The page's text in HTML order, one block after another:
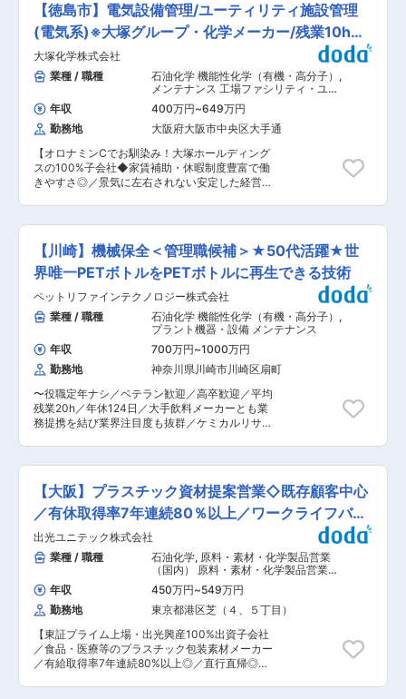
ありませんが、将来的には海外駐在を想定してい
るポジションのため、語学学校への通学支援（費
用会社負担）や通信教育など、英語力向上に向け
たサポート制度を整えています。 ■就業環境 年
間休日は122日、残業20時間程度を想定していま
す。フルフレックスタイム制度の活用やリモート
ワークは週2回程度可能で、柔軟な働き方ができ
ます。 ■ポジション魅力 ◇当社海外事業は成長
事業との位置付けにあり、業務内容に成長戦略の
立案等が含まれます。海外事業管理を通じて経
理・法務・技術（セメント・生コン）等多岐に亘
る業務に関わることができ、体系的に経営スキル
を向上させることが出来ます。 ◇インフラを支え
社会に供給できる点で大きなやりがいがありま
す。経理・財務視点による海外事業管理業務や、
じて、適宜・適時に状況・情報を把握することを
期待しています。 変更の範囲：会社の定める業務
ン・エンジニア（PE）と協業し、製油所・工場の
安全安定操業を技術で支える設備管理業務です。
≪機械課の業務≫ 製油所・工場の設備を安全・
安定かつ効率的に運転するために各種専門技術を
駆使して設備の経年劣化・損傷や寿命の予測を行
い、補修・修繕、取替を計画し、実行します。 ・
プラント設計会社のとりまとめ、工事の提案、計
画、工事管理 等 ・協力会社への業務指示や監督
業務 ・中期保全計画の策定と実行 ・設備メン
テナンス（機械課でのメイン業務ではありません
が、一部担当頂く場合があります） ■組織につい
て 1）静機係 配管や蒸留塔・反応塔などの圧力容
器、タンクなどの静機械を担当 2）動機係 圧縮機
やポンプなどの回転機械を担当 ■特徴： ＜北海
に、北海道・東北・北陸などにエネルギーを供給
する基地として操業を開始しました。北海道をは
じめ北日本の各地では、石油製品のなかでも暖房
用の灯油や軽油を多く必要とします。そのエネル
ギーニーズに応えるため、北海道製油所では分解
装置を備えています。このように、需要の多い石
油製品の生産比率を高め、安定した供給に努めて
います。 ・原油精製能力は、1日あたり15万バレ
ル。1年間で札幌ドーム約5.5杯分の原油を精製し
ています。 ＜出光興産の製油所・事業所について
＞ 自動車の燃料となる「ガソリン」、石油ストー
ブなどの燃料となる「灯油」、トラックの燃料と
なる「軽油」、工場のボイラーや船舶の燃料とな
力を支える「石油製品」を生産しています。
【徳島市】電気設備管理/ユーティリティ施設管理
(電気系)※大塚グループ・化学メーカー/残業10h程
度
大塚化学株式会社
業種 / 職種
石油化学 機能性化学（有機・高分子） ,
メンテナンス 工場ファシリティ・ユー
ティリティ（電気・空調衛生）
年収 400万円~649万円
勤務地
大阪府大阪市中央区大手通
【オロナミンCでお馴染み！大塚ホールディング
スの100%子会社◆家賃補助・休暇制度豊富で働
きやすさ◎／景気に左右されない安定した経営基
ティリティ施設の運転管理: 電気、蒸気、水道、
排水、焼却処理施設の運転・監視 ・設備保全: 日
常点検、予防保全、緊急対応 ■配属先構成：25名
（20代6名、30代10名、40代4名、50代3名、
60代2名） ■勤務体制： ・勤務形態: 4組3交代制
（8時間勤務） ・夜勤: あり（直2名体制、業務分
担により基本1名作業） ・休日: シフト制（交代勤
務では土日祝日、年末年始、お盆、GWも勤務あ
り） ■教育体制： ・OJTによる丁寧な業務指導
・資格取得支援制度（電気主任技術者、各種技能
講習等） ・先輩社員によるフォロー体制 ■同社
事業について： 大塚化学の化学品事業は、ヒドラ
ジン関連事業、材料事業、ファイン事業を中心と
し、「自動車」「電気・電子」「住宅」「医療」
等の幅広い分野へ、グローバルに製品を提供して
います。 ■同社の特徴： ・育児／介護と仕事の
認定（プラチナ）にも認定されました。 ・ヒドラ
ジンのトップメーカーとしてヒドラジン誘導体事
業、発泡剤事業、高機能ポリマー事業などグロー
バルに事業展開を進めております。
【川崎】機械保全＜管理職候補＞★50代活躍★世
界唯一PETボトルをPETボトルに再生できる技術
ペットリファインテクノロジー株式会社
業種 / 職種
石油化学 機能性化学（有機・高分子） ,
プラント機器・設備 メンテナンス
年収
700万円~1000万円
勤務地
神奈川県川崎市川崎区扇町
〜役職定年ナシ／ベテラン歓迎／高卒歓迎／平均
残業20h／年休124日／大手飲料メーカーとも業
務提携を結び業界注目度も抜群／ケミカルリサイ
一、商業レベルで稼働するケミカルリサイクル技
術を有する化学メーカーです。主力製品である飲
料用PETボトル樹脂は、使用済みペットボトルを
石油由来と同等の純度に再生可能であり、衛生面
でも飲料用途への再利用を実現しています。従来
のマテリアルリサイクルでは困難だった「ボトル
toボトル」の完全循環を可能にし、環境負荷低減
と資源循環の両立を達成。SDGsへの関心が高ま
る中、世界的飲料メーカーからの需要が急増して
おり、グローバル市場での存在感を高めていま
す。 ■業務内容： ・同社のケミカルリサイクル
プラント製造設備の装置(解重合装置・重合装置・
蒸留・熱交換器等)を中心とした設備トラブル対
応、設備メーカーとの折衝、物品管理などプラン
トに関わる設備保全業務全般を実施いただきま
す。 ・また、保全計画の立案から実施管理(実施
【大阪】プラスチック資材提案営業◇既存顧客中心
／有休取得率7年連続80％以上／ワークライフバラ
ンス◎
出光ユニテック株式会社
業種 / 職種
石油化学, 原料・素材・化学製品営業
（国内） 原料・素材・化学製品営業
（海外） その他消費財営業（国内）
年収 450万円~549万円
勤務地
東京都港区芝（４、５丁目）
【東証プライム上場・出光興産100%出資子会社
／食品・医療等のプラスチック包装素材メーカー
／有給取得率7年連続80%以上◎／直行直帰◎／年